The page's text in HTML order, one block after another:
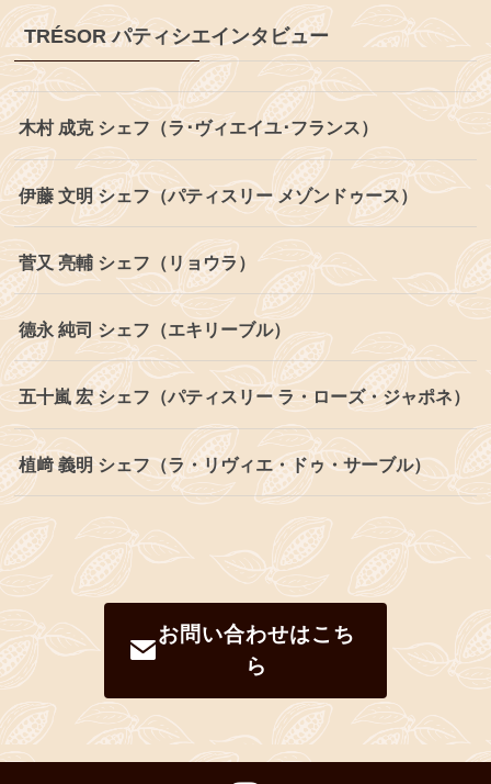
TRÉSOR パティシエインタビュー
木村 成克 シェフ（ラ･ヴィエイユ･フランス）
伊藤 文明 シェフ（パティスリー メゾンドゥース）
菅又 亮輔 シェフ（リョウラ）
德永 純司 シェフ（エキリーブル）
五十嵐 宏 シェフ（パティスリー ラ・ローズ・ジャポネ）
植﨑 義明 シェフ（ラ・リヴィエ・ドゥ・サーブル）
お問い合わせはこち
ら